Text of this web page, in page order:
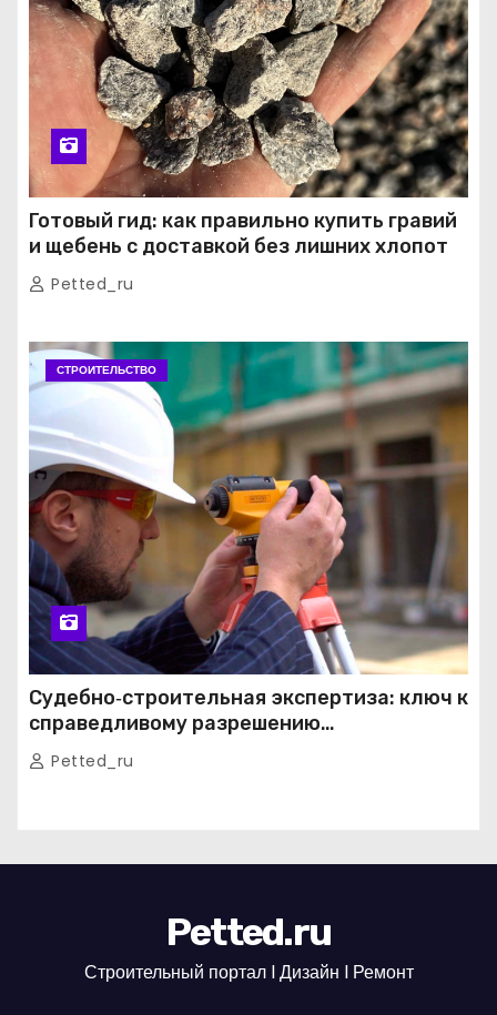
Готовый гид: как правильно купить гравий
и щебень с доставкой без лишних хлопот
Petted_ru
СТРОИТЕЛЬСТВО
Судебно‑строительная экспертиза: ключ к
справедливому разрешению
строительных споров
Petted_ru
Petted.ru
Строительный портал l Дизайн l Ремонт